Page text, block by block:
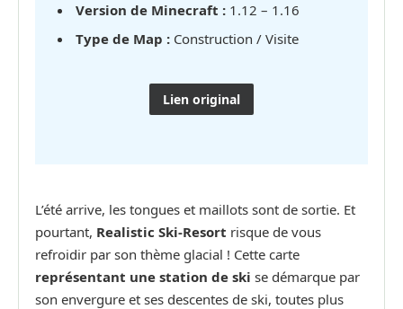
Version de Minecraft : 1.12 – 1.16
Type de Map : Construction / Visite
Lien original
L’été arrive, les tongues et maillots sont de sortie. Et
pourtant, Realistic Ski-Resort risque de vous
refroidir par son thème glacial ! Cette carte
représentant une station de ski se démarque par
son envergure et ses descentes de ski, toutes plus